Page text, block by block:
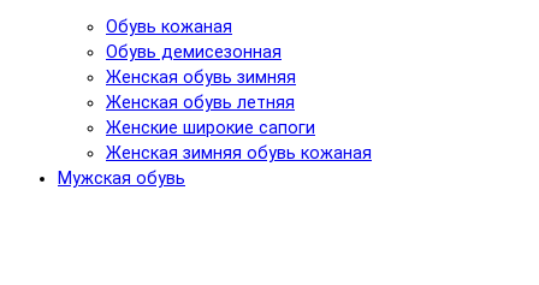
Обувь кожаная
Обувь демисезонная
Женская обувь зимняя
Женская обувь летняя
Женские широкие сапоги
Женская зимняя обувь кожаная
Мужская обувь